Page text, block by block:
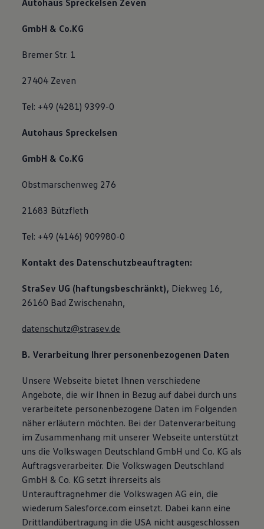
Bulli Magazin
Uptime
Autohaus Spreckelsen Zeven
GmbH & Co.KG
Bremer Str. 1
27404 Zeven
Tel: +49 (4281) 9399-0
Autohaus Spreckelsen
GmbH & Co.KG
Obstmarschenweg 276
21683 Bützfleth
Tel: +49 (4146) 909980-0
Kontakt des Datenschutzbeauftragten:
StraSev UG (haftungsbeschränkt), Diekweg 16,
26160 Bad Zwischenahn,
datenschutz@strasev.de
B. Verarbeitung Ihrer personenbezogenen Daten
Unsere Webseite bietet Ihnen verschiedene
Angebote, die wir Ihnen in Bezug auf dabei durch uns
verarbeitete personenbezogene Daten im Folgenden
näher erläutern möchten. Bei der Datenverarbeitung
im Zusammenhang mit unserer Webseite unterstützt
uns die Volkswagen Deutschland GmbH und Co. KG als
Auftragsverarbeiter. Die Volkswagen Deutschland
GmbH & Co. KG setzt ihrerseits als
Unterauftragnehmer die Volkswagen AG ein, die
wiederum Salesforce.com einsetzt. Dabei kann eine
Drittlandübertragung in die USA nicht ausgeschlossen